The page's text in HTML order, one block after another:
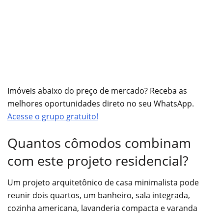
Imóveis abaixo do preço de mercado? Receba as
melhores oportunidades direto no seu WhatsApp.
Acesse o grupo gratuito!
Quantos cômodos combinam
com este projeto residencial?
Um projeto arquitetônico de casa minimalista pode
reunir dois quartos, um banheiro, sala integrada,
cozinha americana, lavanderia compacta e varanda